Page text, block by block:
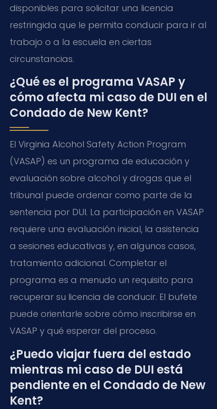
disponibles para solicitar una licencia
restringida que le permita conducir para ir al
trabajo o a la escuela en ciertas
circunstancias.
¿Qué es el programa VASAP y
cómo afecta mi caso de DUI en el
Condado de New Kent?
El Virginia Alcohol Safety Action Program
(VASAP) es un programa de educación y
evaluación sobre alcohol y drogas que el
tribunal puede ordenar como parte de la
sentencia por DUI. La participación en VASAP
requiere una evaluación inicial, la asistencia
a sesiones educativas y, en algunos casos,
tratamiento adicional. Completar el
programa es a menudo un requisito para
recuperar su licencia de conducir. El bufete
puede orientarle sobre cómo inscribirse en
VASAP y qué esperar del proceso.
¿Puedo viajar fuera del estado
mientras mi caso de DUI está
pendiente en el Condado de New
Kent?